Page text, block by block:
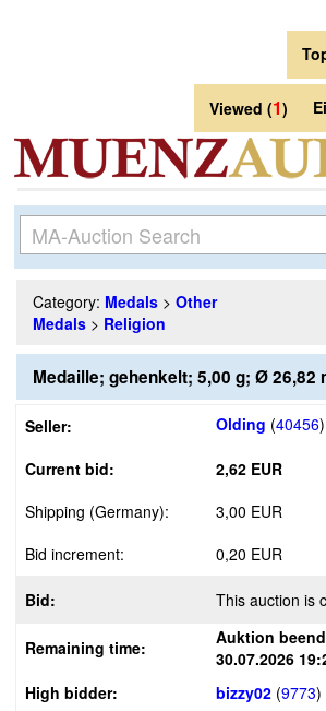
Viewed (1)
Category: Medals > Other
Medals > Religion
Medaille; gehenkelt; 5,00 g; Ø 26,82
Seller: Olding (40456)
Current bid:
2,62 EUR
Shipping (Germany):
3,00 EUR
Bid increment:
0,20 EUR
Bid: This auction is
Remaining time:
Auktion
30.07.2026
High bidder:
bizzy02 (9773)